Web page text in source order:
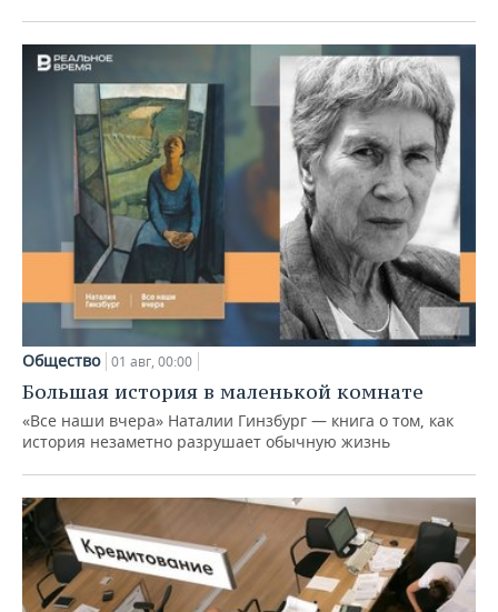
Общество 01 авг, 00:00
Большая история в маленькой комнате
«Все наши вчера» Наталии Гинзбург — книга о том, как
история незаметно разрушает обычную жизнь